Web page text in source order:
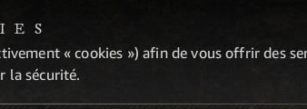
« cookies ») afin de vous offrir des
la sécurité.